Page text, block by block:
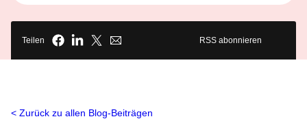
Teilen RSS abonnieren
Zurück zu allen Blog-Beiträgen